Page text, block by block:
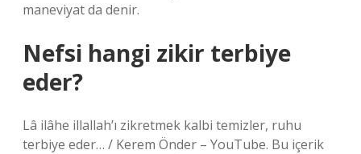
maneviyat da denir.
Nefsi hangi zikir terbiye
eder?
Lâ ilâhe illallah’ı zikretmek kalbi temizler, ruhu
terbiye eder… / Kerem Önder – YouTube. Bu içerik